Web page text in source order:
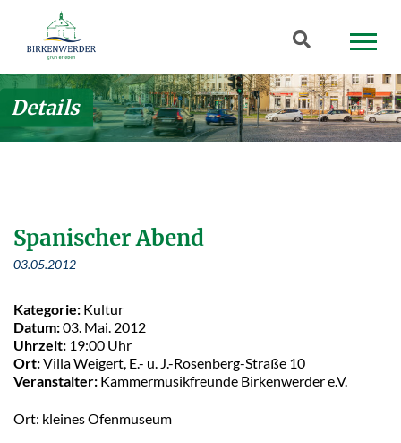
Zum Hauptinhalt springen
Suchbegriff
Details
Spanischer Abend
03.05.2012
Kategorie: Kultur
Datum:03. Mai. 2012
Uhrzeit: 19:00 Uhr
Ort:Villa Weigert, E.- u. J.-Rosenberg-Straße 10
Veranstalter: Kammermusikfreunde Birkenwerder e.V.
Ort: kleines Ofenmuseum